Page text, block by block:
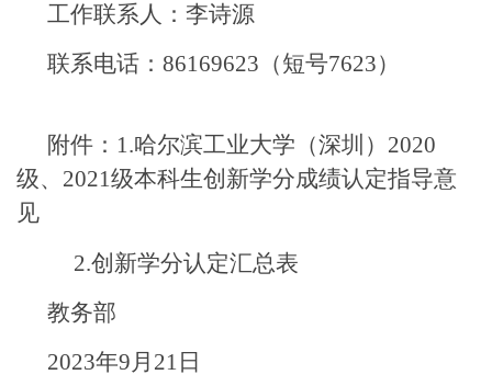
工作联系人：李诗源
联系电话： 86169623 （短号7623）
附件： 1.哈尔滨工业大学（深圳） 2020
级、 2021级本科生创新学分成绩认定指导意
见
2.创新学分认定汇总表
教务部
2023年9月 21 日